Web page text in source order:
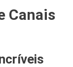
Canais